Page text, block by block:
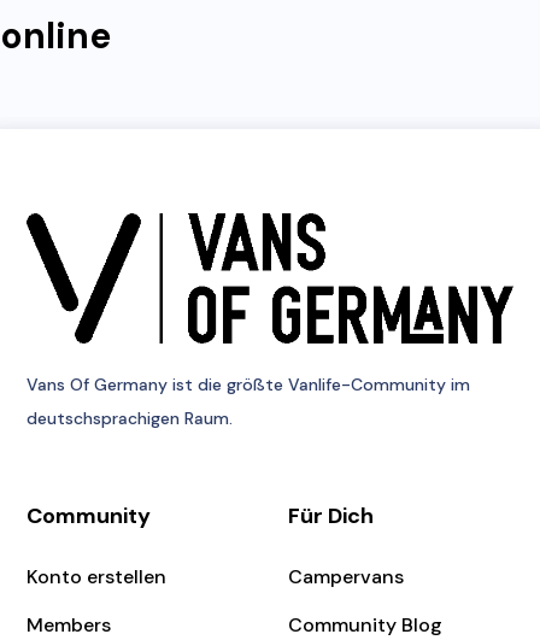
online
Vans Of Germany ist die größte Vanlife-Community im
deutschsprachigen Raum.
Community
Konto erstellen
Members
Für Dich
Campervans
Community Blog